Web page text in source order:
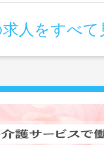
人をすべて